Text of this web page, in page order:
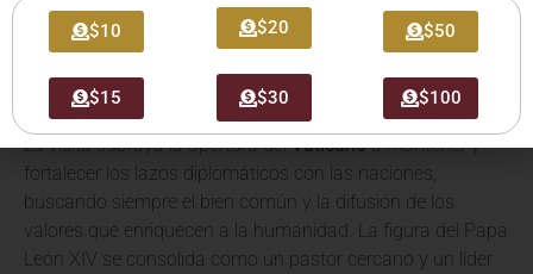
promoviendo el diálogo interreligioso y la cooperación
internacional. El Vaticano, bajo el liderazgo del Papa León
XIV, continúa siendo un centro de paz y un referente moral
para millones de personas en todo el mundo.
La visita subraya la apertura delVaticanoa mantener y
fortalecer los lazos diplomáticos con las naciones,
buscando siempre el bien común y la difusión de los
valores que enriquecen a la humanidad. La figura del Papa
León XIV se consolida como un pastor cercano y un líder
$10
$15
$20
$30
$50
$100